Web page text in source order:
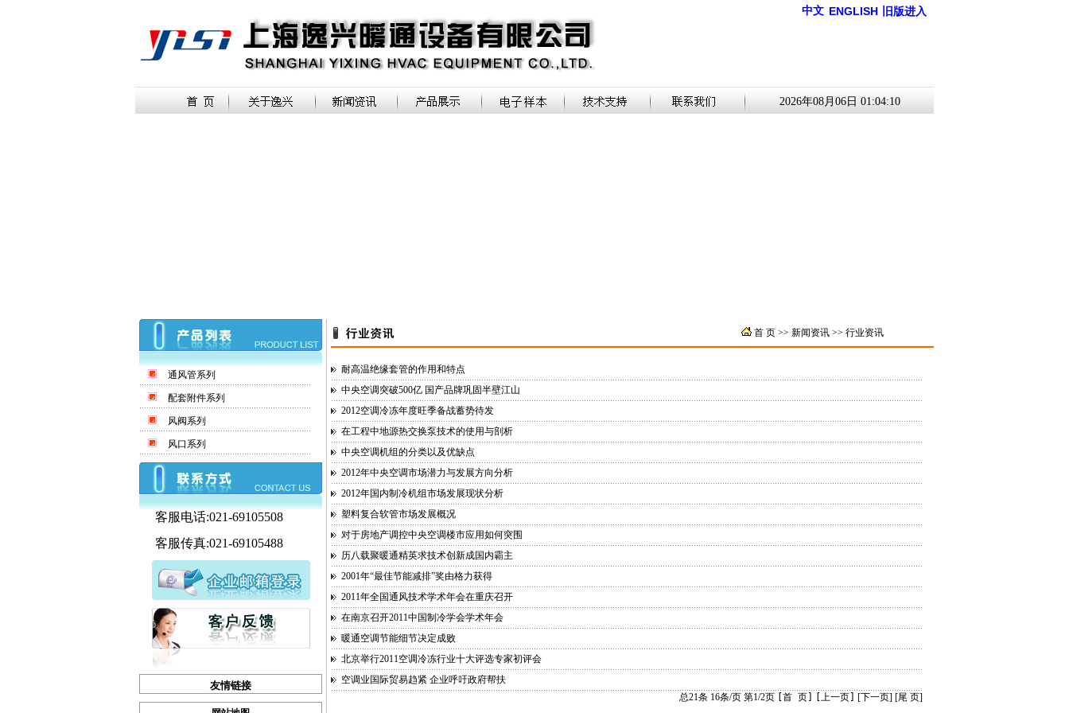
中文 ENGLISH 旧版进入
2026年08月06日 01:04:10
通风管系列
配套附件系列
风阀系列
风口系列
客服电话:021-69105508
客服传真:021-69105488
友情链接
首 页 >> 新闻资讯 >> 行业资讯
耐高温绝缘套管的作用和特点
中央空调突破500亿 国产品牌巩固半壁江山
2012空调冷冻年度旺季备战蓄势待发
在工程中地源热交换泵技术的使用与剖析
中央空调机组的分类以及优缺点
2012年中央空调市场潜力与发展方向分析
2012年国内制冷机组市场发展现状分析
塑料复合软管市场发展概况
对于房地产调控中央空调楼市应用如何突围
历八载聚暖通精英求技术创新成国内霸主
2001年“最佳节能减排”奖由格力获得
2011年全国通风技术学术年会在重庆召开
在南京召开2011中国制冷学会学术年会
暖通空调节能细节决定成败
北京举行2011空调冷冻行业十大评选专家初评会
空调业国际贸易趋紧 企业呼吁政府帮扶
总21条 16条/页 第1/2页
[首 页] [上一页] [下一页] [尾 页]